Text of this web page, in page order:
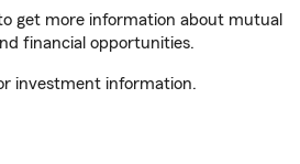
get more information about mutual
financial opportunities.
investment information.